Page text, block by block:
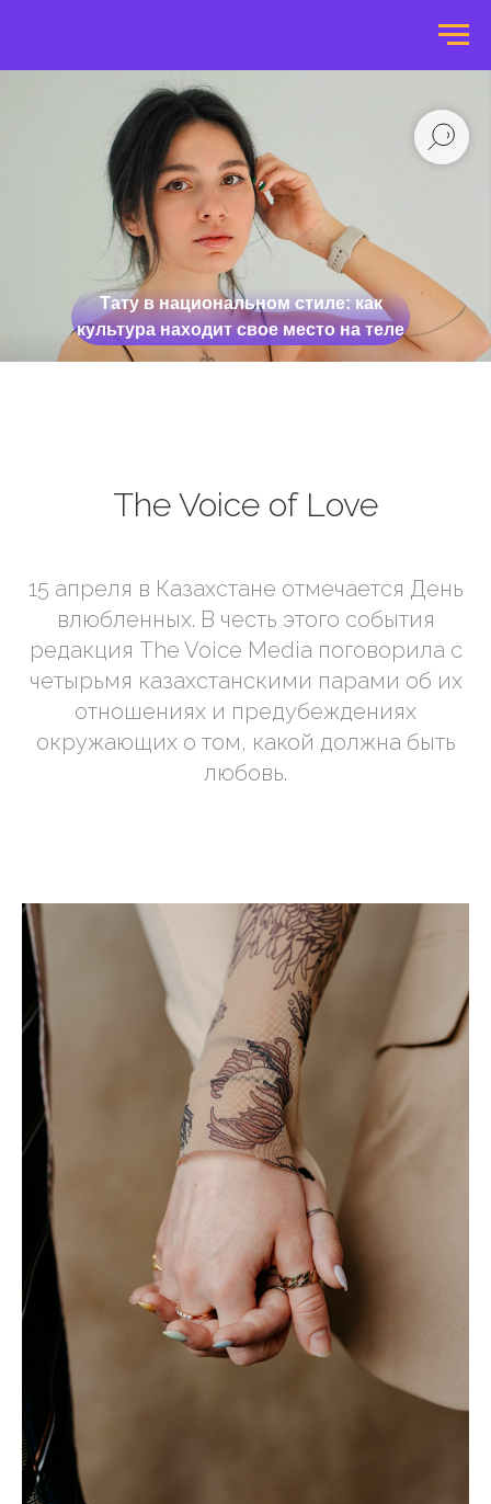
Тату в национальном стиле: как
культура находит свое место на теле
The Voice of Love
15 апреля в Казахстане отмечается День
влюбленных. В честь этого события
редакция The Voice Media поговорила с
четырьмя казахстанскими парами об их
отношениях и предубеждениях
окружающих о том, какой должна быть
любовь.